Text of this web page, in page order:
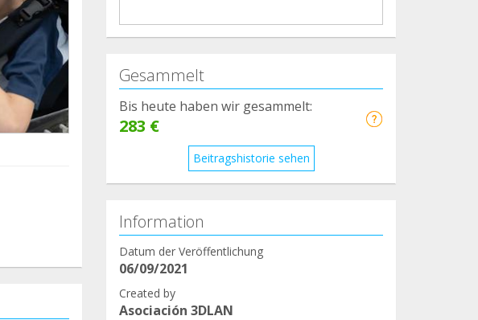
Gesammelt
Bis heute haben wir gesammelt:
283 €
Beitragshistorie sehen
Information
Datum der Veröffentlichung
06/09/2021
Created by
Asociación 3DLAN